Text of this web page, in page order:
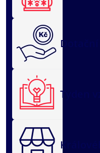
Týden